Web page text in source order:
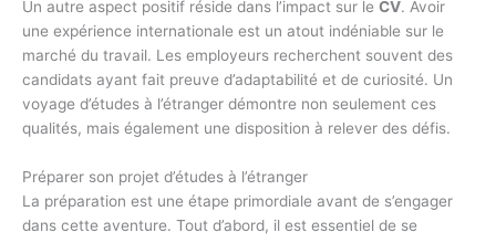
Un autre aspect positif réside dans l’impact sur le CV. Avoir
une expérience internationale est un atout indéniable sur le
marché du travail. Les employeurs recherchent souvent des
candidats ayant fait preuve d’adaptabilité et de curiosité. Un
voyage d’études à l’étranger démontre non seulement ces
qualités, mais également une disposition à relever des défis.
Préparer son projet d’études à l’étranger
La préparation est une étape primordiale avant de s’engager
dans cette aventure. Tout d’abord, il est essentiel de se